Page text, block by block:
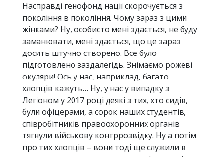
Насправді генофонд нації скорочується з
покоління в покоління. Чому зараз з цими
жінками? Ну, особисто мені здається, не буду
заманювати, мені здається, що це зараз
досить штучно створено. Все було
підготовлено заздалегідь. Знімаємо рожеві
окуляри! Ось у нас, наприклад, багато
хлопців кажуть… Ну, у нас у випадку з
Легіоном у 2017 році деякі з тих, хто сидів,
були офіцерами, а сорок наших студентів,
співробітників правоохоронних органів
тягнули військову контррозвідку. Ну а потім
про тих хлопців – вони тоді ще служили в